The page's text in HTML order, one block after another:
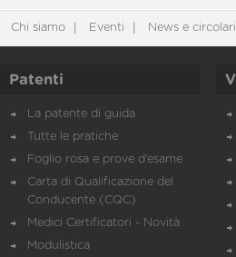
Chi siamo Eventi News e circolari
Patenti
La patente di guida
Tutte le pratiche
Foglio rosa e prove d’esame
Carta di Qualificazione del
Conducente (CQC)
Medici Certificatori - Novità
Modulistica